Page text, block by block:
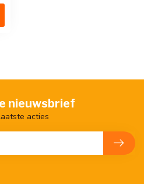
nieuwsbrief
acties